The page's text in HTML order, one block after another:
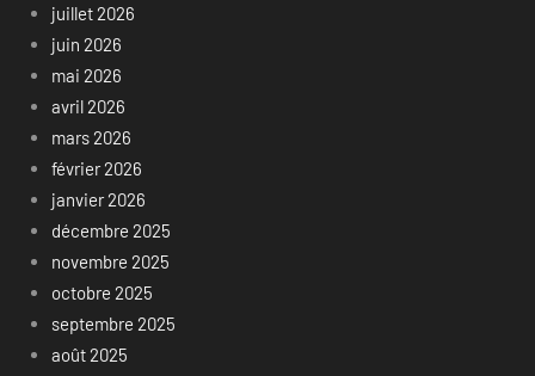
juillet 2026
juin 2026
mai 2026
avril 2026
mars 2026
février 2026
janvier 2026
décembre 2025
novembre 2025
octobre 2025
septembre 2025
août 2025